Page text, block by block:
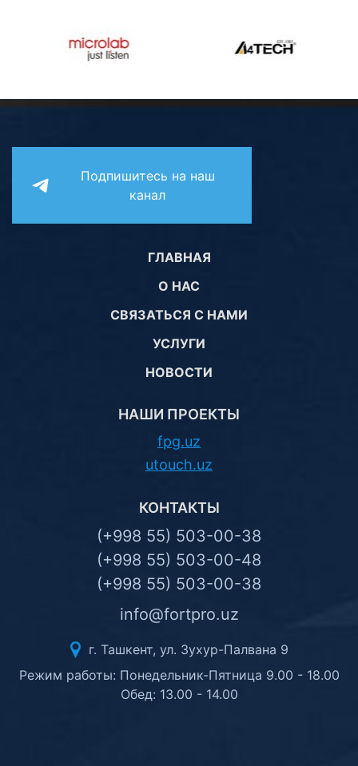
Подпишитесь на наш
канал
ГЛАВНАЯ
О НАС
СВЯЗАТЬСЯ С НАМИ
УСЛУГИ
НОВОСТИ
НАШИ ПРОЕКТЫ
fpg.uz
utouch.uz
КОНТАКТЫ
(+998 55) 503-00-38
(+998 55) 503-00-48
(+998 55) 503-00-38
info@fortpro.uz
г. Ташкент, ул. Зухур-Палвана 9
Режим работы: Понедельник-Пятница 9.00 - 18.00
Обед: 13.00 - 14.00